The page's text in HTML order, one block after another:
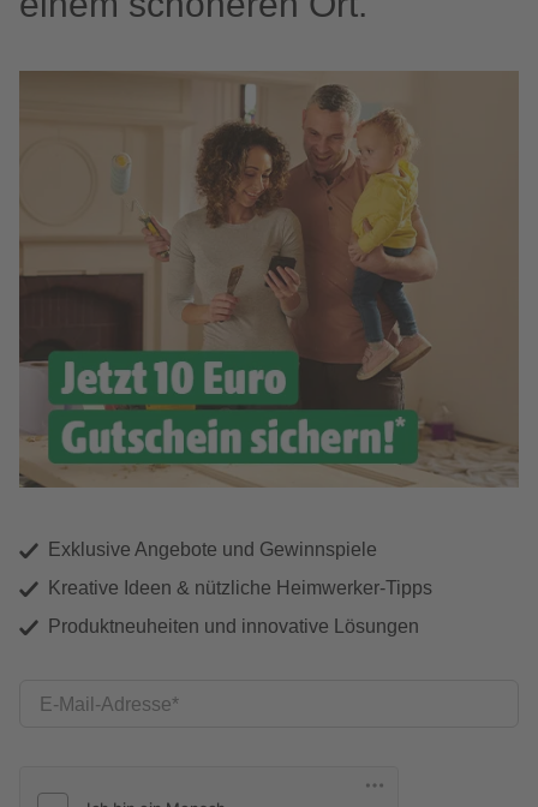
Exklusive Angebote und Gewinnspiele
Kreative Ideen & nützliche Heimwerker-Tipps
Produktneuheiten und innovative Lösungen
E-Mail-Adresse